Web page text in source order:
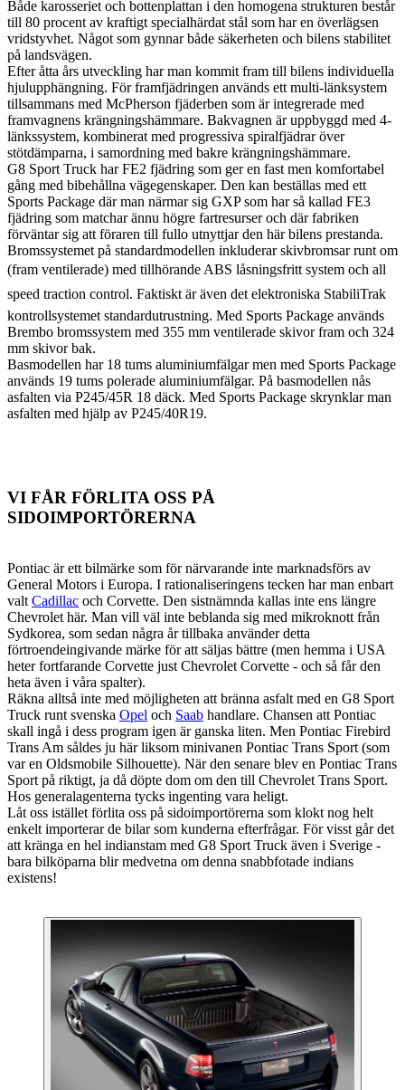
Både karosseriet och bottenplattan i den homogena strukturen består
till 80 procent av kraftigt specialhärdat stål som har en överlägsen
vridstyvhet. Något som gynnar både säkerheten och bilens stabilitet
på landsvägen.
Efter åtta års utveckling har man kommit fram till bilens individuella
hjulupphängning. För framfjädringen används ett multi-länksystem
tillsammans med McPherson fjäderben som är integrerade med
framvagnens krängningshämmare. Bakvagnen är uppbyggd med 4-
länkssystem, kombinerat med progressiva spiralfjädrar över
stötdämparna, i samordning med bakre krängningshämmare.
G8 Sport Truck har FE2 fjädring som ger en fast men komfortabel
gång med bibehållna vägegenskaper. Den kan beställas med ett
Sports Package där man närmar sig GXP som har så kallad FE3
fjädring som matchar ännu högre fartresurser och där fabriken
förväntar sig att föraren till fullo utnyttjar den här bilens prestanda.
Bromssystemet på standardmodellen inkluderar skivbromsar runt om
(fram ventilerade) med tillhörande ABS låsningsfritt system och all
speed traction control. Faktiskt är även det elektroniska StabiliTrak
kontrollsystemet standardutrustning. Med Sports Package används
Brembo bromssystem med 355 mm ventilerade skivor fram och 324
mm skivor bak.
Basmodellen har 18 tums aluminiumfälgar men med Sports Package
används 19 tums polerade aluminiumfälgar. På basmodellen nås
asfalten via P245/45R 18 däck. Med Sports Package skrynklar man
asfalten med hjälp av P245/40R19.
VI FÅR FÖRLITA OSS PÅ
SIDOIMPORTÖRERNA
Pontiac är ett bilmärke som för närvarande inte marknadsförs av
General Motors i Europa. I rationaliseringens tecken har man enbart
valt Cadillac och Corvette. Den sistnämnda kallas inte ens längre
Chevrolet här. Man vill väl inte beblanda sig med mikroknott från
Sydkorea, som sedan några år tillbaka använder detta
förtroendeingivande märke för att säljas bättre (men hemma i USA
heter fortfarande Corvette just Chevrolet Corvette - och så får den
heta även i våra spalter).
Räkna alltså inte med möjligheten att bränna asfalt med en G8 Sport
Truck runt svenska Opel och Saab handlare. Chansen att Pontiac
skall ingå i dess program igen är ganska liten. Men Pontiac Firebird
Trans Am såldes ju här liksom minivanen Pontiac Trans Sport (som
var en Oldsmobile Silhouette). När den senare blev en Pontiac Trans
Sport på riktigt, ja då döpte dom om den till Chevrolet Trans Sport.
Hos generalagenterna tycks ingenting vara heligt.
Låt oss istället förlita oss på sidoimportörerna som klokt nog helt
enkelt importerar de bilar som kunderna efterfrågar. För visst går det
att kränga en hel indianstam med G8 Sport Truck även i Sverige -
bara bilköparna blir medvetna om denna snabbfotade indians
existens!